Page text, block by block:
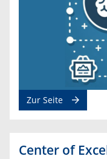
Zur Seite
Center of